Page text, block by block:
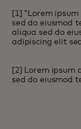
[1] “Lorem
sed do eiusmod
aliqua sed do
adipiscing elit
[2] Lorem ipsum
sed do eiusmod